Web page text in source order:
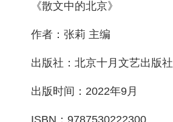
《散文中的北京》
作者：张莉 主编
出版社：北京十月文艺出版社
出版时间：2022年9月